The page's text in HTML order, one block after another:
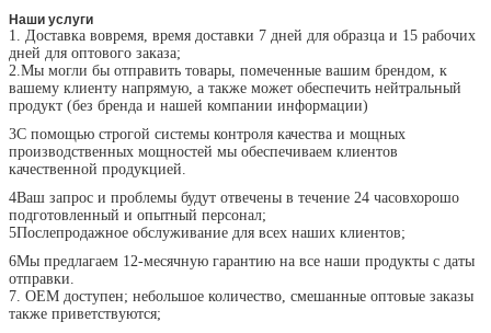
Наши услуги
1. Доставка вовремя, время доставки 7 дней для образца и 15 рабочих
дней для оптового заказа;
2.Мы могли бы отправить товары, помеченные вашим брендом, к
вашему клиенту напрямую, а также может обеспечить нейтральный
продукт (без бренда и нашей компании информации)
3С помощью строгой системы контроля качества и мощных
производственных мощностей мы обеспечиваем клиентов
качественной продукцией.
4Ваш запрос и проблемы будут отвечены в течение 24 часовхорошо
подготовленный и опытный персонал;
5Послепродажное обслуживание для всех наших клиентов;
6Мы предлагаем 12-месячную гарантию на все наши продукты с даты
отправки.
7. OEM доступен; небольшое количество, смешанные оптовые заказы
также приветствуются;